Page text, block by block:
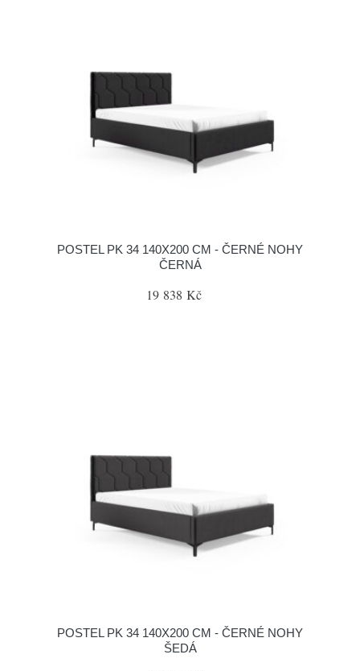
POSTEL PK 34 140X200 CM - ČERNÉ NOHY
ČERNÁ
19 838 Kč
POSTEL PK 34 140X200 CM - ČERNÉ NOHY
ŠEDÁ